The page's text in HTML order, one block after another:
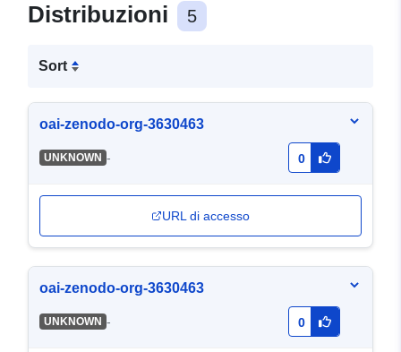
Distribuzioni 5
Sort
oai-zenodo-org-3630463
UNKNOWN - 0
URL di accesso
oai-zenodo-org-3630463
UNKNOWN - 0